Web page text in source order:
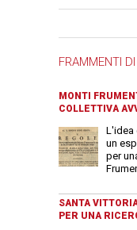
FRAMMENTI
MONTI
COLLETTIVA
L'idea
un
per
SANTA
PER UNA